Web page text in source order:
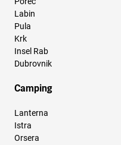
Labin
Pula
Krk
Insel Rab
Dubrovnik
Camping
Lanterna
Istra
Orsera